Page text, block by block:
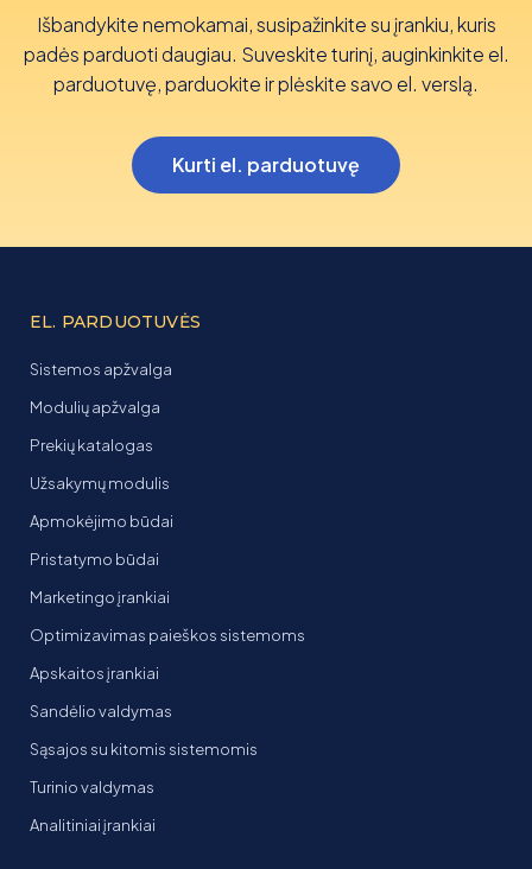
Išbandykite nemokamai, susipažinkite su įrankiu, kuris
padės parduoti daugiau. Suveskite turinį, auginkinkite el.
parduotuvę, parduokite ir plėskite savo el. verslą.
Kurti el. parduotuvę
EL. PARDUOTUVĖS
Sistemos apžvalga
Modulių apžvalga
Prekių katalogas
Užsakymų modulis
Apmokėjimo būdai
Pristatymo būdai
Marketingo įrankiai
Optimizavimas paieškos sistemoms
Apskaitos įrankiai
Sandėlio valdymas
Sąsajos su kitomis sistemomis
Turinio valdymas
Analitiniai įrankiai